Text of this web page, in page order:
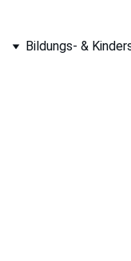
Bildungs- &